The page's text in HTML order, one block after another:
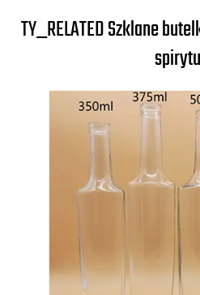
TY_RELATED Szklane